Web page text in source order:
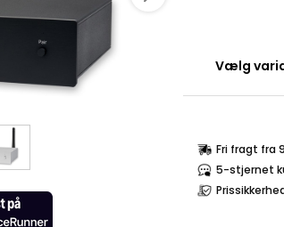
Vælg
Fri fragt fra
5-stjernet